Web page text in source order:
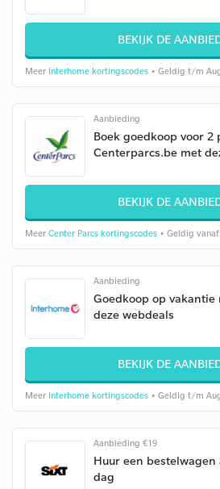
BEKIJK DE
Meer Interhome kortingscodes • Geldig t/m
Aanbieding
Boek goedkoop voor 2
Centerparcs.be met
BEKIJK DE
Meer Center Parcs kortingscodes • Geldig
Aanbieding
Goedkoop op
deze webdeals
BEKIJK DE
Meer Interhome kortingscodes • Geldig t/m
Aanbieding €19
Huur een bestelwagen
dag